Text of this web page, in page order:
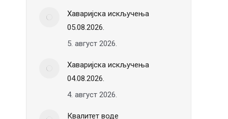
Хаваријска искључења
05.08.2026.
5. август 2026.
Хаваријска искључења
04.08.2026.
4. август 2026.
Квалитет воде